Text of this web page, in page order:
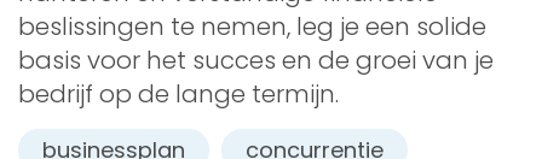
beslissingen te nemen, leg je een solide
basis voor het succes en de groei van je
bedrijf op de lange termijn.
businessplan
concurrentie